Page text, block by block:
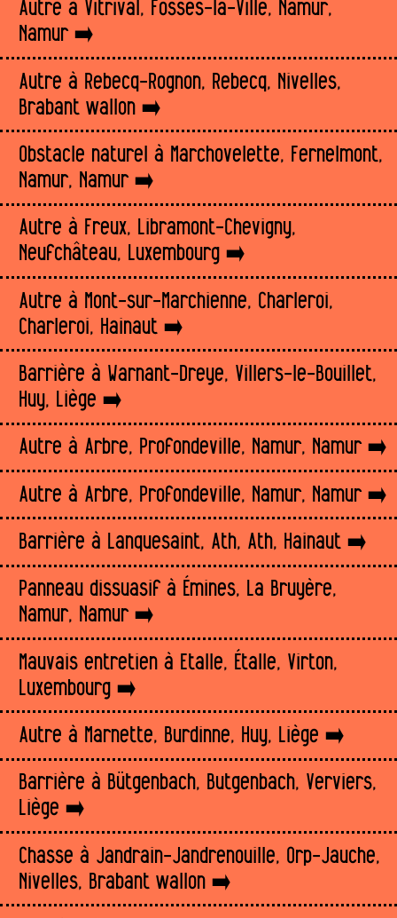
Autre à Vitrival, Fosses-la-Ville, Namur,
Namur
Autre à Rebecq-Rognon, Rebecq, Nivelles,
Brabant wallon
Obstacle naturel à Marchovelette, Fernelmont,
Namur, Namur
Autre à Freux, Libramont-Chevigny,
Neufchâteau, Luxembourg
Autre à Mont-sur-Marchienne, Charleroi,
Charleroi, Hainaut
Barrière à Warnant-Dreye, Villers-le-Bouillet,
Huy, Liège
Autre à Arbre, Profondeville, Namur, Namur
Autre à Arbre, Profondeville, Namur, Namur
Barrière à Lanquesaint, Ath, Ath, Hainaut
Panneau dissuasif à Émines, La Bruyère,
Namur, Namur
Mauvais entretien à Etalle, Étalle, Virton,
Luxembourg
Autre à Marnette, Burdinne, Huy, Liège
Barrière à Bütgenbach, Butgenbach, Verviers,
Liège
Chasse à Jandrain-Jandrenouille, Orp-Jauche,
Nivelles, Brabant wallon